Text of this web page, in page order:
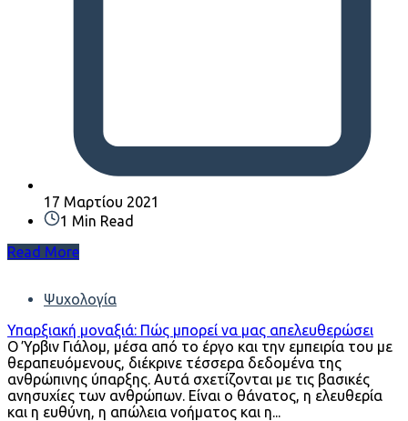
17 Μαρτίου 2021
1 Min Read
Read More
Ψυχολογία
Υπαρξιακή μοναξιά: Πώς μπορεί να μας απελευθερώσει
Ο Ύρβιν Γιάλομ, μέσα από το έργο και την εμπειρία του με
θεραπευόμενους, διέκρινε τέσσερα δεδομένα της
ανθρώπινης ύπαρξης. Αυτά σχετίζονται με τις βασικές
ανησυχίες των ανθρώπων. Είναι ο θάνατος, η ελευθερία
και η ευθύνη, η απώλεια νοήματος και η...